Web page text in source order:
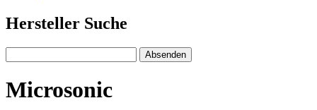
Hersteller Suche
Microsonic